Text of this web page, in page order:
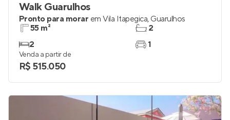
Walk Guarulhos
Pronto para morar em Vila Itapegica, Guarulhos
55 m²
2
2
1
Venda a partir de
R$ 515.050